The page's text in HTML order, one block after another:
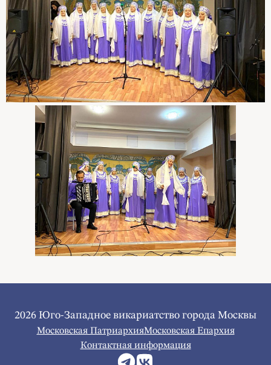
2026 Юго-Западное викариатство города Москвы
Московская ПатриархияМосковская Епархия
Контактная информация